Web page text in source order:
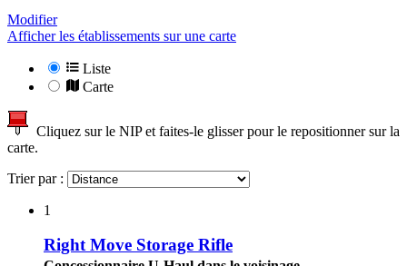
Modifier
Afficher les établissements sur une carte
Liste
Carte
Cliquez sur le NIP et faites-le glisser pour le repositionner sur la
carte.
Trier par :
1
Right Move Storage Rifle